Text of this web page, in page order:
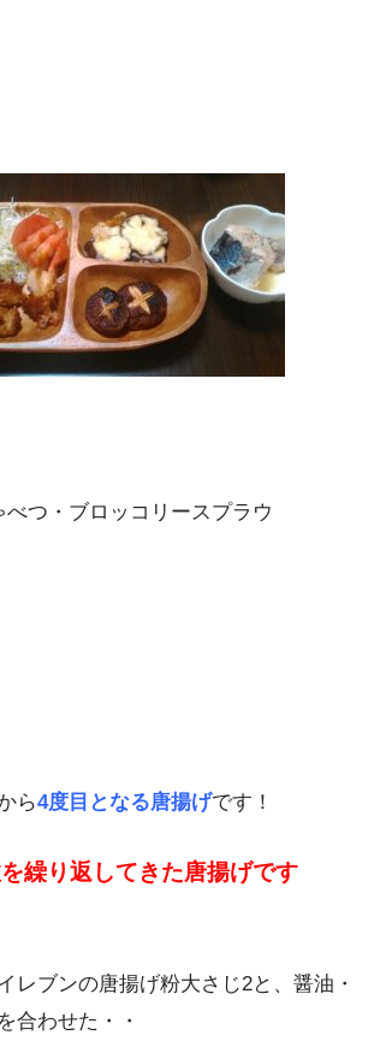
べつ・ブロッコリースプラウ
ら4度目となる唐揚げです！
繰り返してきた唐揚げです
レブンの唐揚げ粉大さじ2と、醤油・
合わせた・・